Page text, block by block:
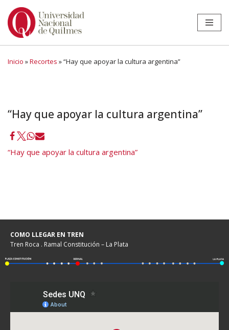
Ir
Inicio »Recortes »“Hay que apoyar la cultura argentina”
“Hay que apoyar la cultura argentina”
“Hay que apoyar la cultura argentina”
COMO LLEGAR EN TREN
Tren Roca . Ramal Constitución – La Plata